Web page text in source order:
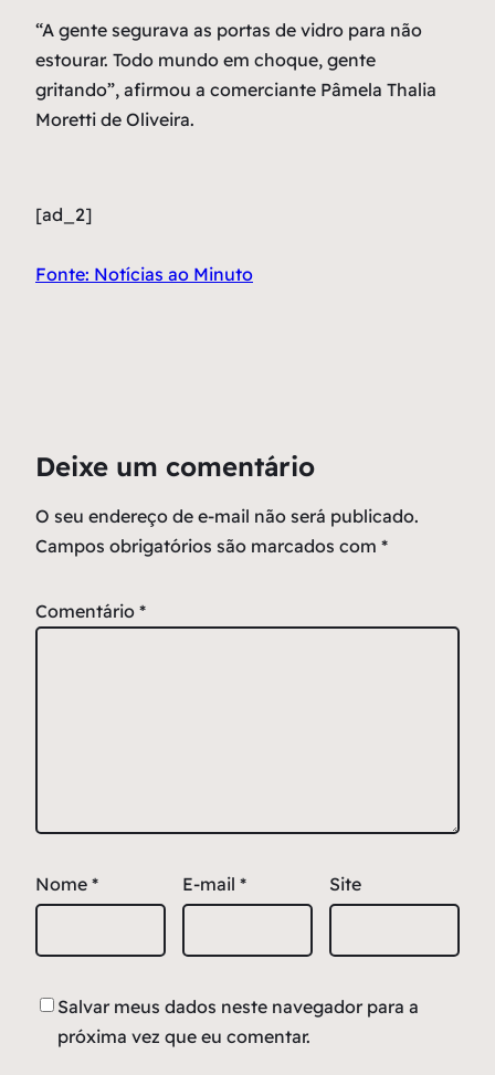
“A gente segurava as portas de vidro para não
estourar. Todo mundo em choque, gente
gritando”, afirmou a comerciante Pâmela Thalia
Moretti de Oliveira.
[ad_2]
Fonte: Notícias ao Minuto
Deixe um comentário
O seu endereço de e-mail não será publicado.
Campos obrigatórios são marcados com *
Comentário *
Nome * E-mail * Site
Salvar meus dados neste navegador para a
próxima vez que eu comentar.